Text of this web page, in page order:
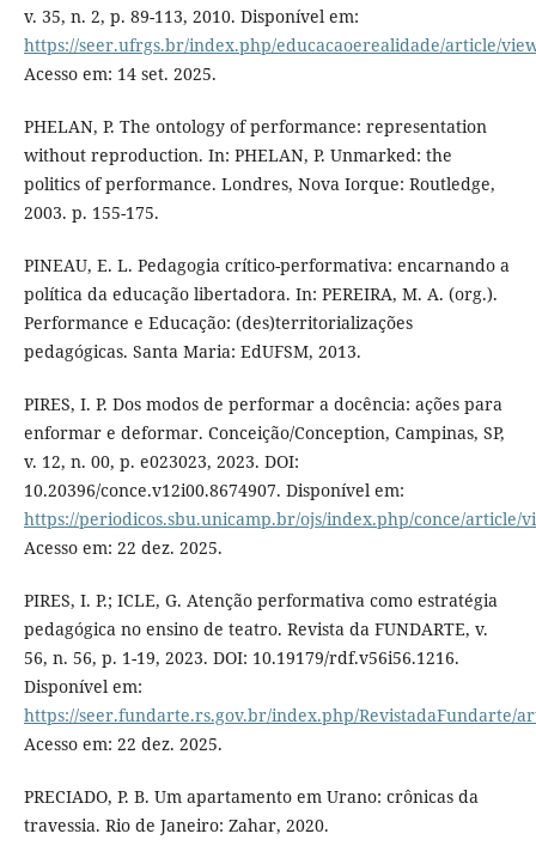
v. 35, n. 2, p. 89-113, 2010. Disponível em:
https://seer.ufrgs.br/index.php/educacaoerealidade/article/
Acesso em: 14 set. 2025.
PHELAN, P. The ontology of performance: representation
without reproduction. In: PHELAN, P. Unmarked: the
politics of performance. Londres, Nova Iorque: Routledge,
2003. p. 155-175.
PINEAU, E. L. Pedagogia crítico-performativa: encarnando a
política da educação libertadora. In: PEREIRA, M. A. (org.).
Performance e Educação: (des)territorializações
pedagógicas. Santa Maria: EdUFSM, 2013.
PIRES, I. P. Dos modos de performar a docência: ações para
enformar e deformar. Conceição/Conception, Campinas, SP,
v. 12, n. 00, p. e023023, 2023. DOI:
10.20396/conce.v12i00.8674907. Disponível em:
https://periodicos.sbu.unicamp.br/ojs/index.php/conce/article/
Acesso em: 22 dez. 2025.
PIRES, I. P.; ICLE, G. Atenção performativa como estratégia
pedagógica no ensino de teatro. Revista da FUNDARTE, v.
56, n. 56, p. 1-19, 2023. DOI: 10.19179/rdf.v56i56.1216.
Disponível em:
https://seer.fundarte.rs.gov.br/index.php/RevistadaFundarte/
Acesso em: 22 dez. 2025.
PRECIADO, P. B. Um apartamento em Urano: crônicas da
travessia. Rio de Janeiro: Zahar, 2020.